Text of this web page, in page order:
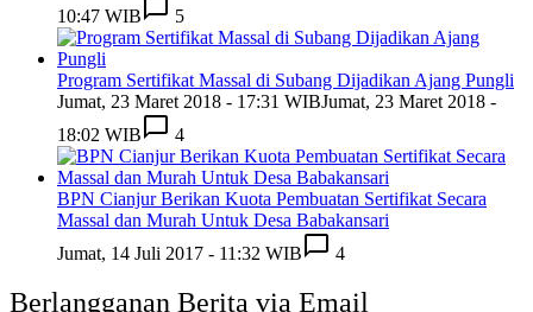
10:47 WIB
5
Program Sertifikat Massal di Subang Dijadikan Ajang Pungli
Jumat, 23 Maret 2018 - 17:31 WIBJumat, 23 Maret 2018 -
18:02 WIB
4
BPN Cianjur Berikan Kuota Pembuatan Sertifikat Secara
Massal dan Murah Untuk Desa Babakansari
Jumat, 14 Juli 2017 - 11:32 WIB
4
Berlangganan Berita via Email